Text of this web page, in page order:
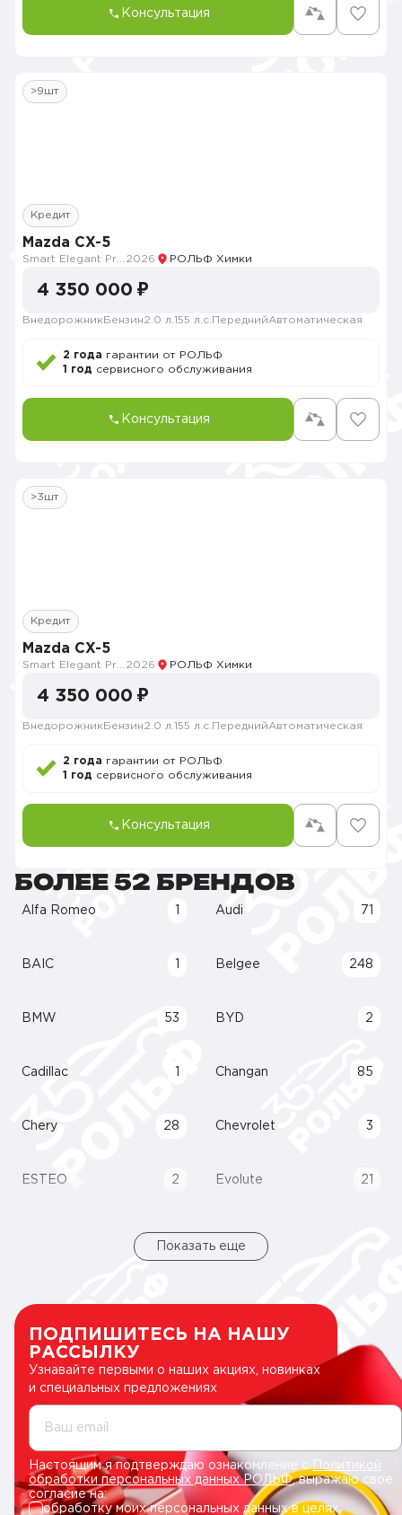
Консультация
>9шт
Кредит
Mazda CX-5
2026 РОЛЬФ Химки
4 350 000 ₽
Внедорожник Бензин2.0 л. 155 л.с. ПереднийАвтоматическая
2 года гарантии от РОЛЬФ
1 год сервисного обслуживания
Консультация
>3шт
Кредит
Mazda CX-5
2026 РОЛЬФ Химки
4 350 000 ₽
Внедорожник Бензин2.0 л. 155 л.с. ПереднийАвтоматическая
2 года гарантии от РОЛЬФ
1 год сервисного обслуживания
Консультация
БОЛЕЕ 52 БРЕНДОВ
Alfa Romeo Audi 71
BAIC Belgee 248
BMW 53 BYD 2
Cadillac Changan 85
Chery 28 Chevrolet 3
ESTEO 2 Evolute 21
Показать еще
ПОДПИШИТЕСЬ НА НАШУ
РАССЫЛКУ
Узнавайте первыми о наших акциях, новинках
и специальных предложениях
Ваш email
Настоящим я подтверждаю ознакомление сПолитикой
обработки персональных данных РОЛЬФ, выражаю свое
согласие на:
обработку моих персональных данных в целях